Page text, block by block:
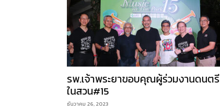
รพ.เจ้าพระยาขอบคุณผู้ร่วมงานดนตรี
ในสวน#15
ธันวาคม 26, 2023